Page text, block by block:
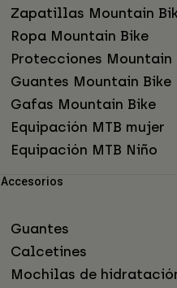
Zapatillas Mountain
Ropa Mountain Bike
Protecciones Mountain
Guantes Mountain Bike
Gafas Mountain Bike
Equipación MTB mujer
Equipación MTB Niño
Accesorios
Guantes
Calcetines
Mochilas de